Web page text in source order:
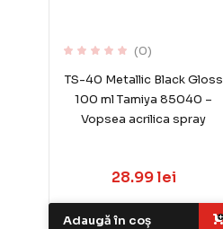
(0)
TS-40 Metallic Black Gloss
100 ml Tamiya 85040 –
Vopsea acrilica spray
28.99 lei
Adaugă în coș